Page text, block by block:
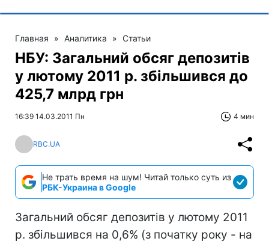
Главная » Аналитика » Статьи
НБУ: Загальний обсяг депозитів
у лютому 2011 р. збільшився до
425,7 млрд грн
16:39 14.03.2011 Пн 4 мин
RBC.UA
Не трать время на шум! Читай только суть из
РБК-Украина в Google
Загальний обсяг депозитів у лютому 2011
р. збільшився на 0,6% (з початку року - на